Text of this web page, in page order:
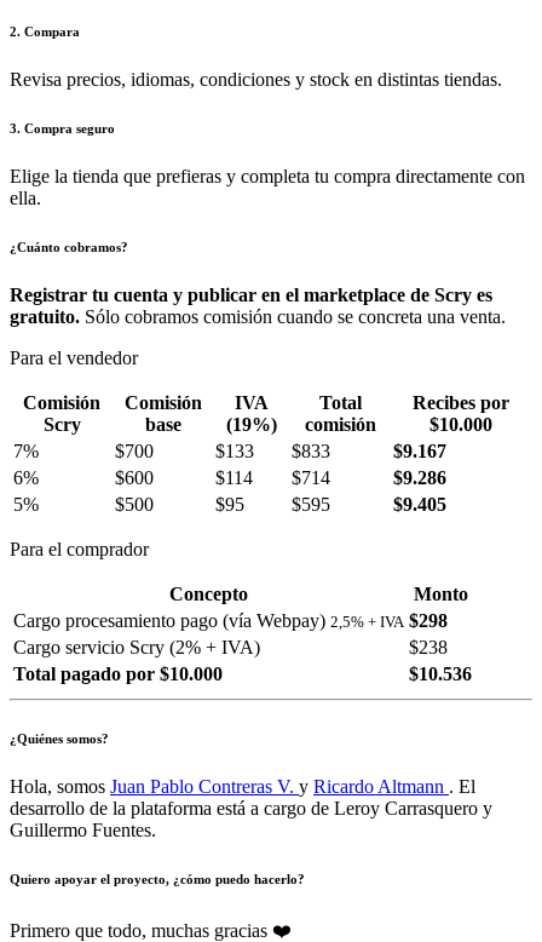
2. Compara
Revisa precios, idiomas, condiciones y stock en distintas tiendas.
3. Compra seguro
Elige la tienda que prefieras y completa tu compra directamente con
ella.
¿Cuánto cobramos?
Registrar tu cuenta y publicar en el marketplace de Scry es
gratuito. Sólo cobramos comisión cuando se concreta una venta.
Para el vendedor
Comisión
Scry
Comisión
base
IVA
(19%)
Total
comisión
Recibes por
$10.000
7%
$700 $133 $833
$9.167
6%
$600 $114 $714
$9.286
5%
$500 $95 $595 $9.405
Para el comprador
Concepto
Monto
Cargo procesamiento pago (vía Webpay) 2,5% + IVA $298
Cargo servicio Scry (2% + IVA)
$238
Total pagado por $10.000
$10.536
¿Quiénes somos?
Hola, somos Juan Pablo Contreras V. y Ricardo Altmann . El
desarrollo de la plataforma está a cargo de Leroy Carrasquero y
Guillermo Fuentes.
Quiero apoyar el proyecto, ¿cómo puedo hacerlo?
Primero que todo, muchas gracias ❤️